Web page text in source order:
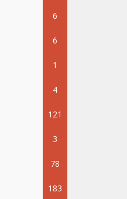
6
6
1
4
121
3
78
183